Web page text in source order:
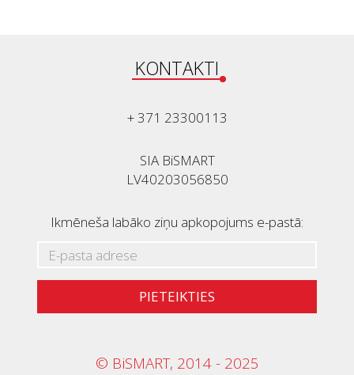
KONTAKTI
+ 371 23300113
SIA BiSMART
LV40203056850
Ikmēneša labāko ziņu apkopojums e-pastā:
PIETEIKTIES
© BiSMART, 2014 - 2025